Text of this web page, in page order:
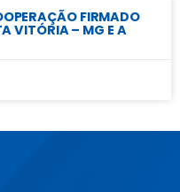
FIRMADO
VITÓRIA – MG E A